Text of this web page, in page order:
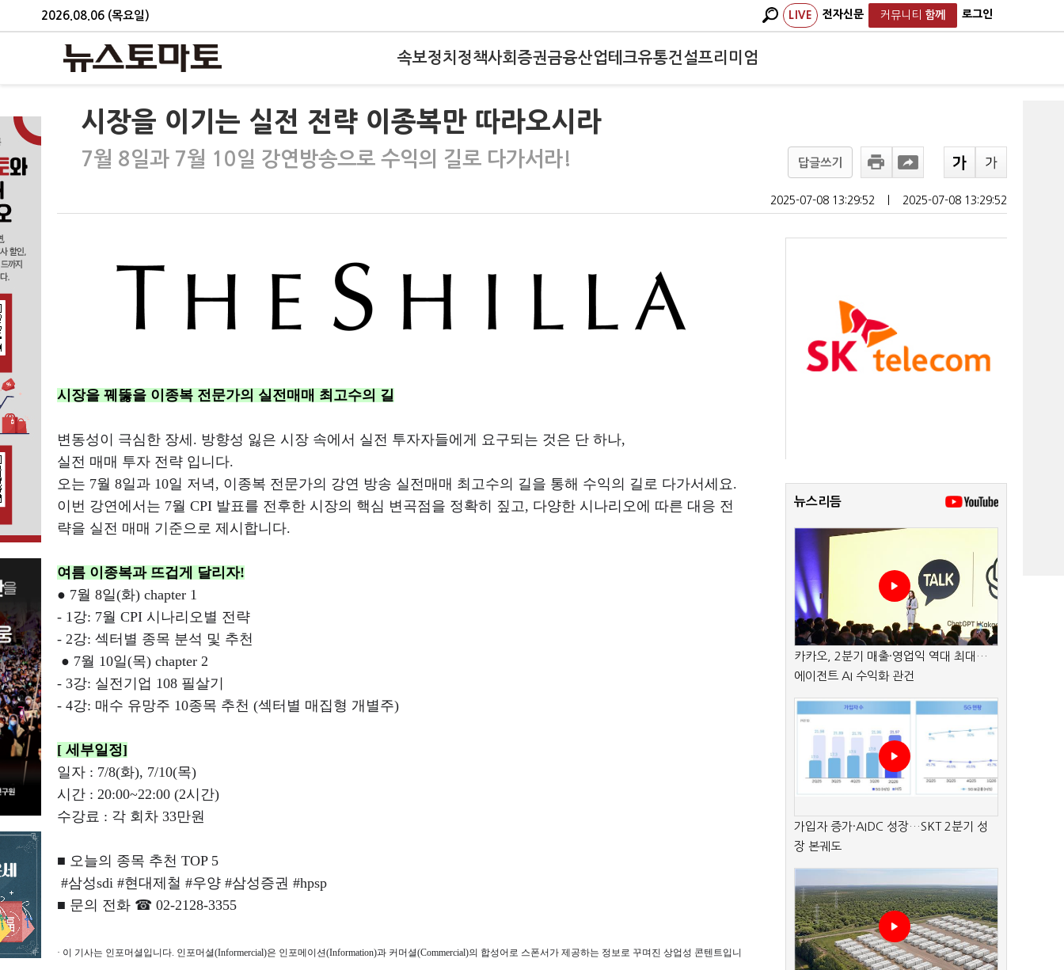
2026.08.06 (목요일) LIVE 전자신문 커뮤니티 함께 로그인
속보정치 정책사회 증권금융산업테크유통건설프리미엄
시장을 이기는 실전 전략 이종복만 따라오시라
7월 8일과 7월 10일 강연방송으로 수익의 길로 다가서라! 답글쓰기
2025-07-08 13:29:52 2025-07-08 13:29:52
시장을 꿰뚫을 이종복 전문가의 실전매매 최고수의 길
변동성이 극심한 장세 . 방향성 잃은 시장 속에서 실전 투자자들에게 요구되는 것은 단 하나,
실전 매매 투자 전략 입니다.
오는 7월 8일과 10일 저녁, 이종복 전문가의 강연 방송 실전매매 최고수의 길을 통해 수익의 길로 다가서세요.
이번 강연에서는 7월 CPI 발표를 전후한 시장의 핵심 변곡점을 정확히 짚고, 다양한 시나리오에 따른 대응 전
략을 실전 매매 기준으로 제시합니다.
여름 이종복과 뜨겁게 달리자!
● 7월 8일(화) chapter 1
- 1강: 7월 CPI 시나리오별 전략
- 2강: 섹터별 종목 분석 및 추천
● 7월 10일(목) chapter 2
- 3강: 실전기업 108 필살기
- 4강: 매수 유망주 10종목 추천 (섹터별 매집형 개별주)
[ 세부일정]
일자 : 7/8(화), 7/10(목)
시간 : 20:00~22:00 (2시간)
수강료 : 각 회차 33만원
■ 오늘의 종목 추천 TOP 5
#삼성sdi #현대제철 #우양 #삼성증권 #hpsp
■ 문의 전화 ☎ 02-2128-3355
· 이 기사는 인포머셜입니다. 인포머셜(Informercial)은 인포메이션(Information)과 커머셜(Commercial)의 합성어로 스폰서가 제공하는 정보로 꾸며진 상업성 콘텐트입니
뉴스리듬
카카오, 2분기 매출·영업익 역대 최대…
에이전트 AI 수익화 관건
가입자 증가·AIDC 성장…SKT 2분기 성
장 본궤도